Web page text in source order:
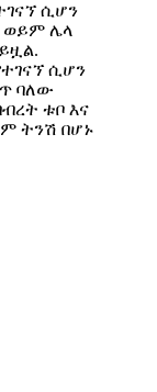
ሲሆን
ወይም ሌላ
ሲሆን
ባለው
ቱቦ እና
ትንሽ በሆኑ